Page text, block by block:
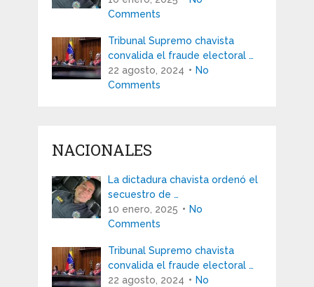
Comments
Tribunal Supremo chavista
convalida el fraude electoral …
22 agosto, 2024
No
Comments
NACIONALES
La dictadura chavista ordenó el
secuestro de …
10 enero, 2025
No
Comments
Tribunal Supremo chavista
convalida el fraude electoral …
22 agosto, 2024
No